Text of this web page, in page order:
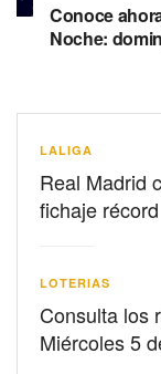
Conoce
Noche:
LALIGA
Real Madrid
fichaje récord
LOTERIAS
Consulta los
Miércoles 5